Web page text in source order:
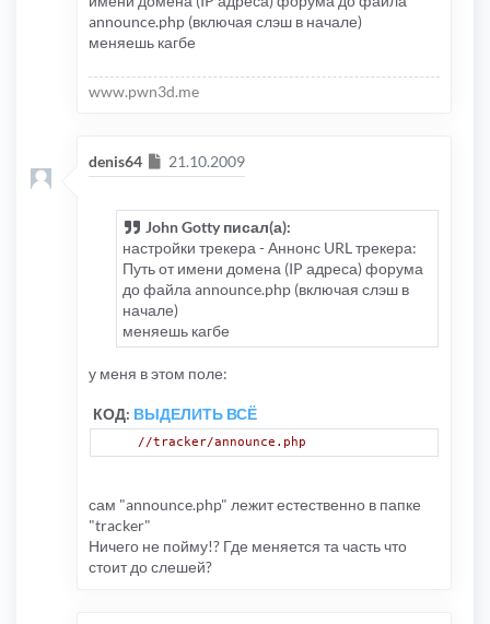
announce.php (включая слэш в начале)
меняешь кагбе
www.pwn3d.me
denis64 Сообщение
21.10.2009
John Gotty писал(а):
настройки трекера - Аннонс URL трекера:
Путь от имени домена (IP адреса) форума
до файла announce.php (включая слэш в
начале)
меняешь кагбе
у меня в этом поле:
КОД: ВЫДЕЛИТЬ ВСЁ
//tracker/announce.php
сам "announce.php" лежит естественно в папке
"tracker"
Ничего не пойму!? Где меняется та часть что
стоит до слешей?